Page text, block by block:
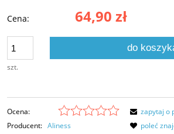
Cena: 64,90 zł
szt.
do
Ocena:
Producent: Aliness
zapytaj o
poleć